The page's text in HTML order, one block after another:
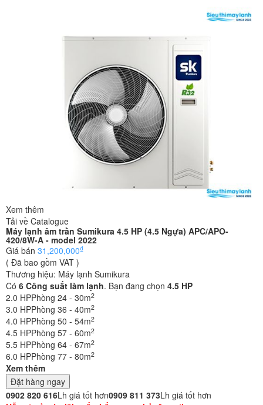
Xem thêm
Tải về Catalogue
Máy lạnh âm trần Sumikura 4.5 HP (4.5 Ngựa) APC/APO-
420/8W-A - model 2022
Giá bán 31,200,000₫
( Đã bao gồm VAT )
Thương hiệu: Máy lạnh Sumikura
Có 6 Công suất làm lạnh. Bạn đang chọn 4.5 HP
2.0 HPPhòng 24 - 30m2
3.0 HPPhòng 36 - 40m2
4.0 HPPhòng 50 - 54m2
4.5 HPPhòng 57 - 60m2
5.5 HPPhòng 64 - 67m2
6.0 HPPhòng 77 - 80m2
Xem thêm
Đặt hàng ngay
0902 820 616Lh giá tốt hơn0909 811 373Lh giá tốt hơn